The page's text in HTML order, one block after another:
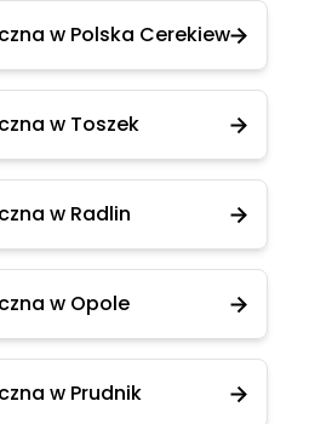
w Polska Cerekiew
w Toszek
w Radlin
w Opole
w Prudnik